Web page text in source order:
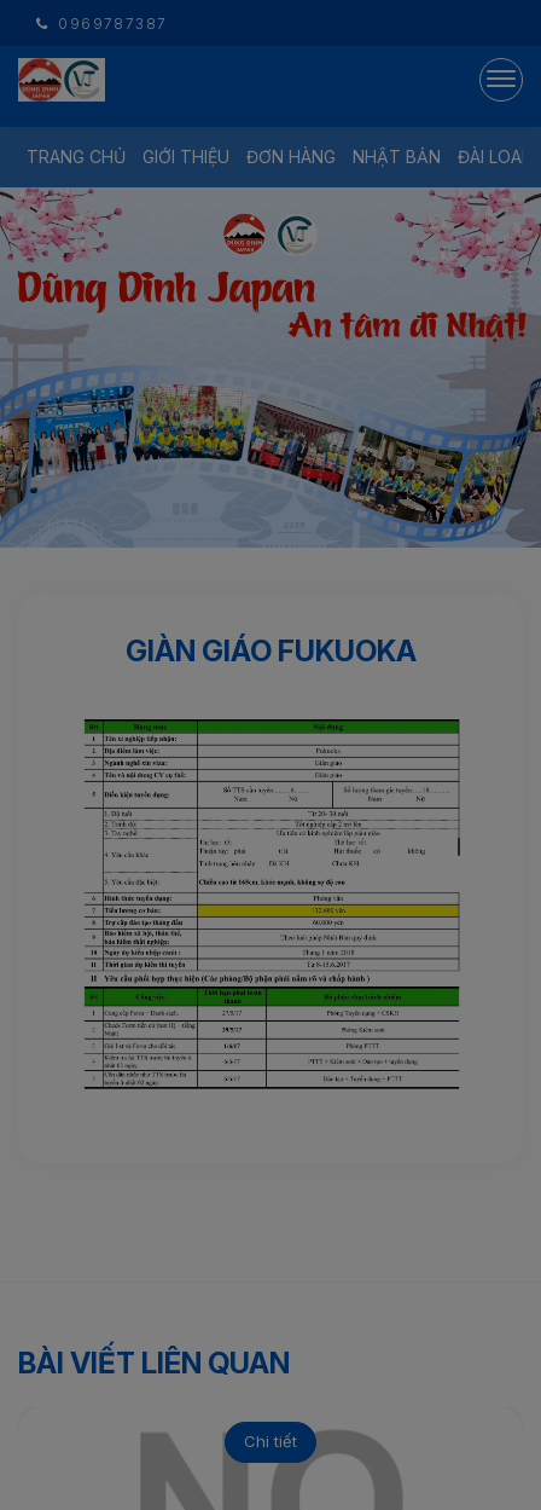
0969787387
TRANG CHỦ GIỚI THIỆU ĐƠN HÀNG NHẬT BẢN ĐÀI LOAN
GIÀN GIÁO FUKUOKA
BÀI VIẾT LIÊN QUAN
Chi tiết